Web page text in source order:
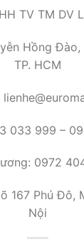
TV TM DV
Hồng Đào,
TP. HCM
033 999 –
0972
167 Phú Đô,
Nội